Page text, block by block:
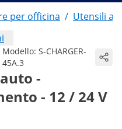
per officina / Utensili
Modello:S-CHARGER-
45A.3
-
- 12 / 24 V